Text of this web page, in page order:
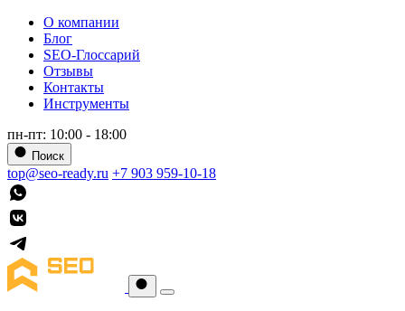
О компании
Блог
SEO-Глоссарий
Отзывы
Контакты
Инструменты
пн-пт: 10:00 - 18:00
Поиск
top@seo-ready.ru +7 903 959-10-18